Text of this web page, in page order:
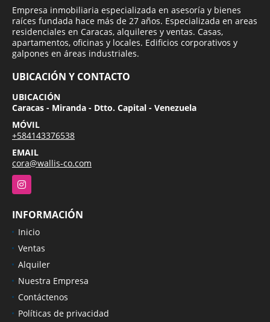
Empresa inmobiliaria especializada en asesoría y bienes
raíces fundada hace más de 27 años. Especializada en areas
residenciales en Caracas, alquileres y ventas. Casas,
apartamentos, oficinas y locales. Edificios corporativos y
galpones en áreas industriales.
UBICACIÓN Y CONTACTO
UBICACIÓN
Caracas - Miranda - Dtto. Capital - Venezuela
MÓVIL
+584143376538
EMAIL
cora@wallis-co.com
Instagram
INFORMACIÓN
Inicio
Ventas
Alquiler
Nuestra Empresa
Contáctenos
Políticas de privacidad